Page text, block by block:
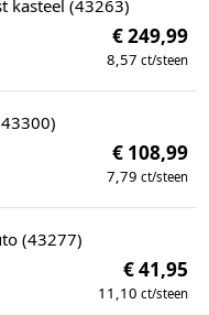
kasteel (43263)
€ 249,99
8,57 ct/steen
€ 108,99
7,79 ct/steen
(43277)
€ 41,95
11,10 ct/steen